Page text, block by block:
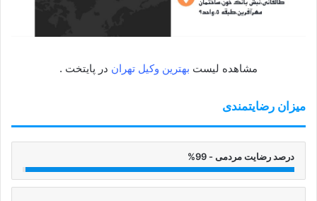
مشاهده لیست بهترین وکیل تهران در پایتخت .
میزان رضایتمندی
درصد رضایت مردمی - 99%